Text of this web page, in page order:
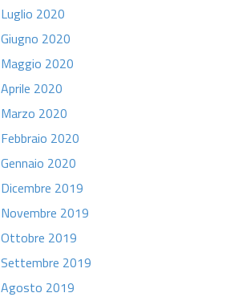
Luglio 2020
Giugno 2020
Maggio 2020
Aprile 2020
Marzo 2020
Febbraio 2020
Gennaio 2020
Dicembre 2019
Novembre 2019
Ottobre 2019
Settembre 2019
Agosto 2019